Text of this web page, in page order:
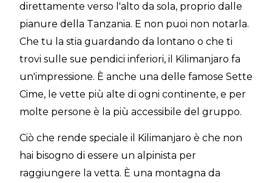
direttamente verso l'alto da sola, proprio dalle
pianure della Tanzania. E non puoi non notarla.
Che tu la stia guardando da lontano o che ti
trovi sulle sue pendici inferiori, il Kilimanjaro fa
un'impressione. È anche una delle famose Sette
Cime, le vette più alte di ogni continente, e per
molte persone è la più accessibile del gruppo.
Ciò che rende speciale il Kilimanjaro è che non
hai bisogno di essere un alpinista per
raggiungere la vetta. È una montagna da